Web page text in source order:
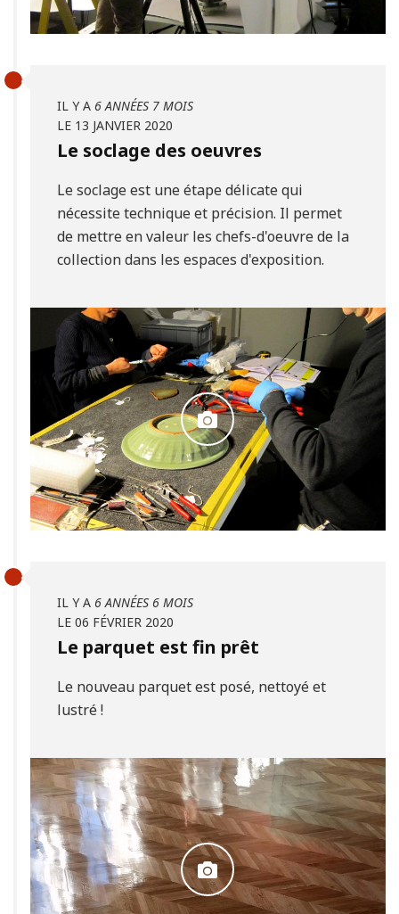
IL Y A 6 ANNÉES 7 MOIS
LE 13 JANVIER 2020
Le soclage des oeuvres
Le soclage est une étape délicate qui
nécessite technique et précision. Il permet
de mettre en valeur les chefs-d'oeuvre de la
collection dans les espaces d'exposition.
IL Y A 6 ANNÉES 6 MOIS
LE 06 FÉVRIER 2020
Le parquet est fin prêt
Le nouveau parquet est posé, nettoyé et
lustré !